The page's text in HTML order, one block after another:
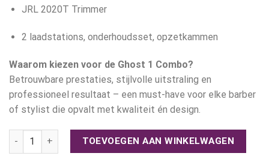
JRL 2020T Trimmer
2 laadstations, onderhoudsset, opzetkammen
Waarom kiezen voor de Ghost 1 Combo?
Betrouwbare prestaties, stijlvolle uitstraling en
professioneel resultaat – een must-have voor elke barber
of stylist die opvalt met kwaliteit én design.
JRL Ghost 1 combo aantalTOEVOEGEN AAN WINKELWAGEN